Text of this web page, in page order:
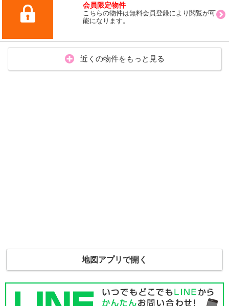
会員限定物件
こちらの物件は無料会員登録により閲覧が可
能になります。
近くの物件をもっと見る
地図アプリで開く